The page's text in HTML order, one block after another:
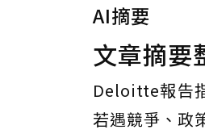
AI摘要
文章摘要
Deloitte報告
若遇競爭、政